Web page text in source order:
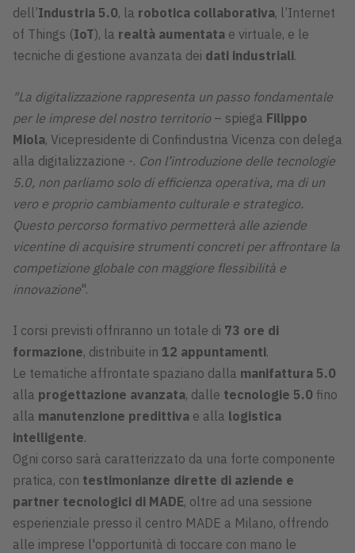
dell’Industria 5.0, la robotica collaborativa, l’Internet
of Things (IoT), la realtà aumentata e virtuale, e le
tecniche di gestione avanzata dei dati industriali.
"La digitalizzazione rappresenta un passo fondamentale
per le imprese del nostro territorio – spiega Filippo
Miola, Vicepresidente di Confindustria Vicenza con delega
alla digitalizzazione -. Con l’introduzione delle tecnologie
5.0, non parliamo solo di efficienza operativa, ma di un
vero e proprio cambiamento culturale e strategico.
Questo percorso formativo permetterà alle aziende
vicentine di acquisire strumenti concreti per affrontare la
competizione globale con maggiore flessibilità e
innovazione".
I corsi previsti offriranno un totale di 73 ore di
formazione, distribuite in 12 appuntamenti.
Le tematiche affrontate spaziano dalla manifattura 5.0
alla progettazione avanzata, dalle tecnologie 5.0 fino
alla manutenzione predittiva e alla logistica
intelligente.
Ogni corso sarà caratterizzato da una forte componente
pratica, con testimonianze dirette di aziende e
partner tecnologici di MADE, oltre ad una sessione
esperienziale presso il centro MADE a Milano, offrendo
alle imprese l'opportunità di toccare con mano le